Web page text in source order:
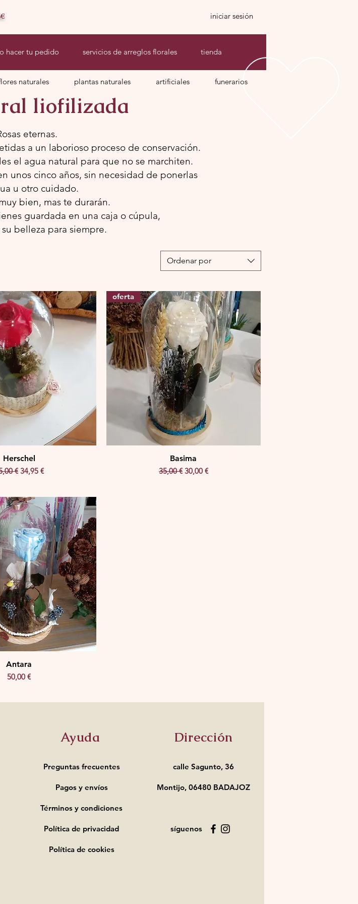
hacer tu pedido servicios de arreglos florales tienda
iniciar sesión
naturales plantas naturales artificiales funerarios
liofilizada
eternas.
a un laborioso proceso de conservación.
el agua natural para que no se marchiten.
unos cinco años, sin necesidad de ponerlas
u otro cuidado.
bien, mas te durarán.
guardada en una caja o cúpula,
belleza para siempre.
Ordenar por
Herschel
€ Precio de oferta
34,95 €
oferta
Basima
Precio
35,00 € Precio de oferta
30,00 €
Antara
Precio
50,00 €
Ayuda
Preguntas frecuentes
Pagos y envíos
Términos y condiciones
Política de privacidad
Política de cookies
Dirección
calle Sagunto, 36
Montijo, 06480 BADAJOZ
síguenos